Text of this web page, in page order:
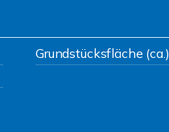
Grundstücksfläche (ca.)